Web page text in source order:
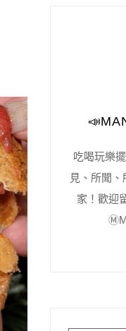
吃喝玩樂
見、所聞
家！歡迎